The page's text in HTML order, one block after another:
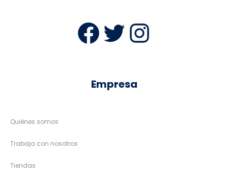
Facebook
Twitter
Empresa
Quiénes somos
Trabaja con nosotros
Tiendas